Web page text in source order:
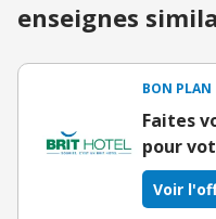
enseignes
BON PLAN
Faites
pour
Voir